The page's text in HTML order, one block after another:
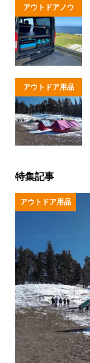
アウトドアノウ
ハウ
アウトドア用品
特集記事
アウトドア用品